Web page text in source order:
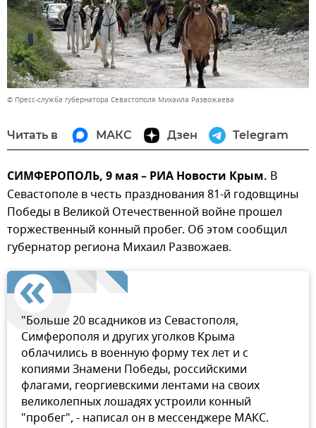
© Пресс-служба губернатора Севастополя Михаила Развожаева
Читать в МАКС Дзен Telegram
СИМФЕРОПОЛЬ, 9 мая – РИА Новости Крым. В
Севастополе в честь празднования 81-й годовщины
Победы в Великой Отечественной войне прошел
торжественный конный пробег. Об этом сообщил
губернатор региона Михаил Развожаев.
"Больше 20 всадников из Севастополя,
Симферополя и других уголков Крыма
облачились в военную форму тех лет и с
копиями Знамени Победы, российскими
флагами, георгиевскими лентами на своих
великолепных лошадях устроили конный
"пробег", - написал он в мессенджере МАКС.